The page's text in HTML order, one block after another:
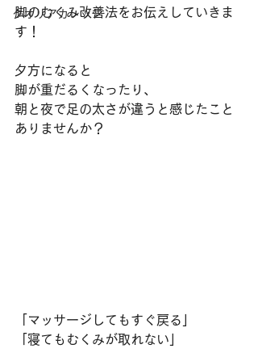
クオリアカレッジ
脚のむくみ改善法をお伝えしていきま
す！
夕方になると
脚が重だるくなったり、
朝と夜で足の太さが違うと感じたこと
ありませんか？
「マッサージしてもすぐ戻る」
「寝てもむくみが取れない」